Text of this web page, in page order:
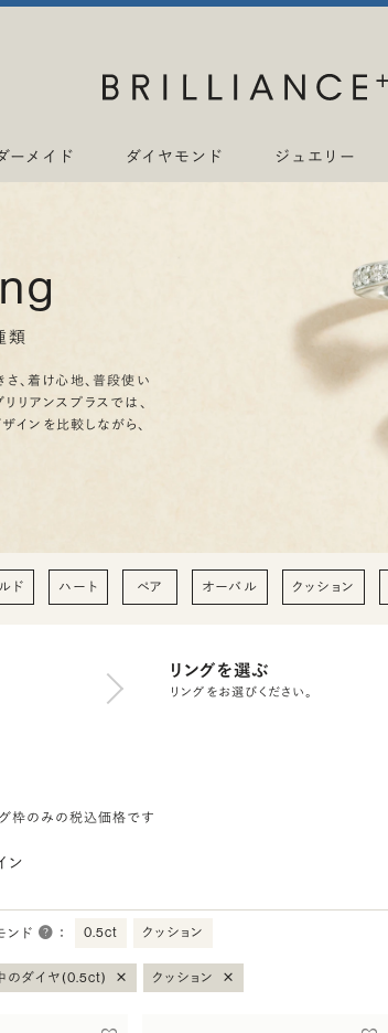
ーメイド ダイヤモンド ジュエリー
類
さ、着け心地、普段使い
リアンスプラスでは、
インを比較しながら、
ド ハート ペア オーバル クッション
リングを選ぶ
リングをお選びください。
枠のみの税込価格です
ン
ンド ： 0.5ct クッション
のダイヤ(0.5ct) × クッション ×